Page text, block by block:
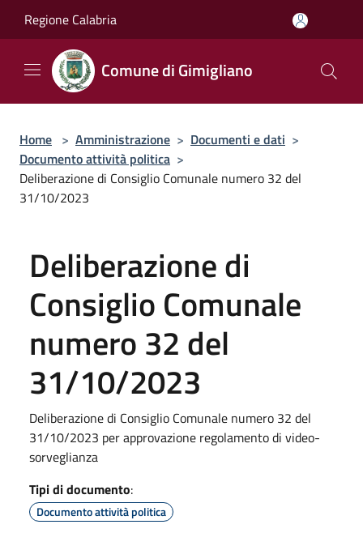
Regione Calabria
Comune di Gimigliano
Home > Amministrazione > Documenti e dati >
Documento attività politica >
Deliberazione di Consiglio Comunale numero 32 del
31/10/2023
Deliberazione di
Consiglio Comunale
numero 32 del
31/10/2023
Deliberazione di Consiglio Comunale numero 32 del
31/10/2023 per approvazione regolamento di video-
sorveglianza
Tipi di documento:
Documento attività politica